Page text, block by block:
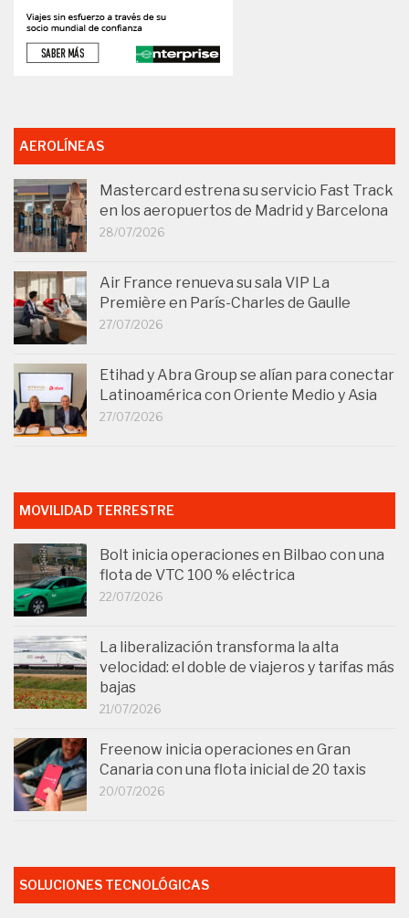
AEROLÍNEAS
Mastercard estrena su servicio Fast Track
en los aeropuertos de Madrid y Barcelona
28/07/2026
Air France renueva su sala VIP La
Première en París-Charles de Gaulle
27/07/2026
Etihad y Abra Group se alían para conectar
Latinoamérica con Oriente Medio y Asia
27/07/2026
MOVILIDAD TERRESTRE
Bolt inicia operaciones en Bilbao con una
flota de VTC 100 % eléctrica
22/07/2026
La liberalización transforma la alta
velocidad: el doble de viajeros y tarifas más
bajas
21/07/2026
Freenow inicia operaciones en Gran
Canaria con una flota inicial de 20 taxis
20/07/2026
SOLUCIONES TECNOLÓGICAS